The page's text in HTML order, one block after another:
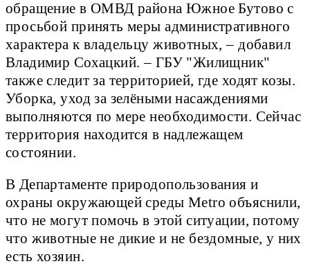
обращение в ОМВД района Южное Бутово с
просьбой принять меры административного
характера к владельцу животных, – добавил
Владимир Сохацкий. – ГБУ "Жилищник"
также следит за территорией, где ходят козы.
Уборка, уход за зелёными насаждениями
выполняются по мере необходимости. Сейчас
территория находится в надлежащем
состоянии.
В Департаменте природопользования и
охраны окружающей среды Metro объяснили,
что не могут помочь в этой ситуации, потому
что животные не дикие и не бездомные, у них
есть хозяин.